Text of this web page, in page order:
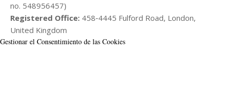
no. 548956457)
Registered Office: 458‑4445 Fulford Road, London,
United Kingdom
Gestionar el Consentimiento de las Cookies